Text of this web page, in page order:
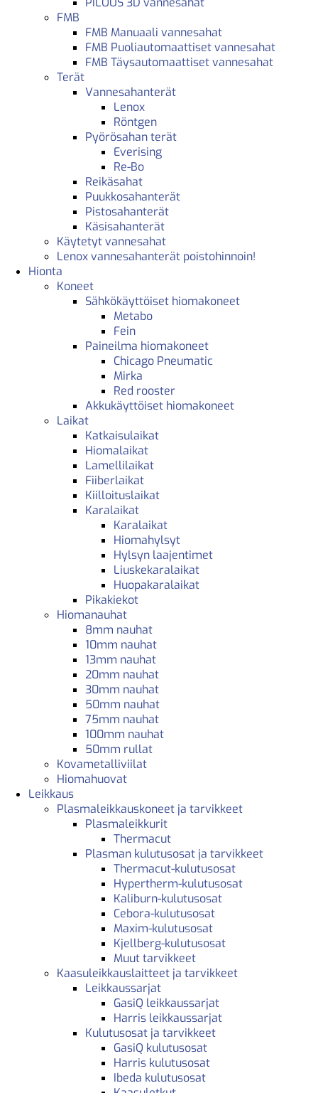
FMB
FMB Manuaali vannesahat
FMB Puoliautomaattiset vannesahat
FMB Täysautomaattiset vannesahat
Terät
Vannesahanterät
Lenox
Röntgen
Pyörösahan terät
Everising
Re-Bo
Reikäsahat
Puukkosahanterät
Pistosahanterät
Käsisahanterät
Käytetyt vannesahat
Lenox vannesahanterät poistohinnoin!
Hionta
Koneet
Sähkökäyttöiset hiomakoneet
Metabo
Fein
Paineilma hiomakoneet
Chicago Pneumatic
Mirka
Red rooster
Akkukäyttöiset hiomakoneet
Laikat
Katkaisulaikat
Hiomalaikat
Lamellilaikat
Fiiberlaikat
Kiilloituslaikat
Karalaikat
Karalaikat
Hiomahylsyt
Hylsyn laajentimet
Liuskekaralaikat
Huopakaralaikat
Pikakiekot
Hiomanauhat
8mm nauhat
10mm nauhat
13mm nauhat
20mm nauhat
30mm nauhat
50mm nauhat
75mm nauhat
100mm nauhat
50mm rullat
Kovametalliviilat
Hiomahuovat
Leikkaus
Plasmaleikkauskoneet ja tarvikkeet
Plasmaleikkurit
Thermacut
Plasman kulutusosat ja tarvikkeet
Thermacut-kulutusosat
Hypertherm-kulutusosat
Kaliburn-kulutusosat
Cebora-kulutusosat
Maxim-kulutusosat
Kjellberg-kulutusosat
Muut tarvikkeet
Kaasuleikkauslaitteet ja tarvikkeet
Leikkaussarjat
GasiQ leikkaussarjat
Harris leikkaussarjat
Kulutusosat ja tarvikkeet
GasiQ kulutusosat
Harris kulutusosat
Ibeda kulutusosat